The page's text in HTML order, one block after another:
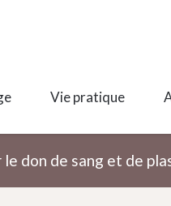
Vie pratique
don de sang et de